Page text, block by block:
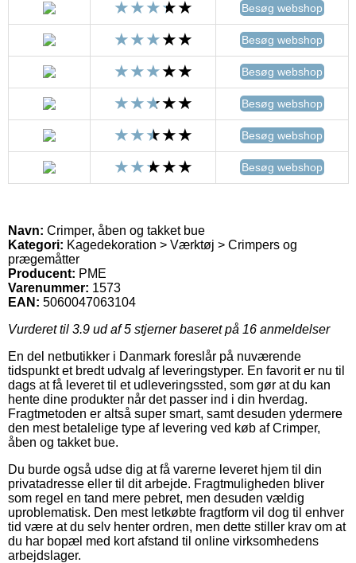
Besøg webshop
Besøg webshop
Besøg webshop
Besøg webshop
Besøg webshop
Besøg webshop
Navn: Crimper, åben og takket bue
Kategori: Kagedekoration > Værktøj > Crimpers og
prægemåtter
Producent: PME
Varenummer: 1573
EAN: 5060047063104
Vurderet til 3.9 ud af 5 stjerner baseret på 16 anmeldelser
En del netbutikker i Danmark foreslår på nuværende
tidspunkt et bredt udvalg af leveringstyper. En favorit er nu til
dags at få leveret til et udleveringssted, som gør at du kan
hente dine produkter når det passer ind i din hverdag.
Fragtmetoden er altså super smart, samt desuden ydermere
den mest betalelige type af levering ved køb af Crimper,
åben og takket bue.
Du burde også udse dig at få varerne leveret hjem til din
privatadresse eller til dit arbejde. Fragtmuligheden bliver
som regel en tand mere pebret, men desuden vældig
uproblematisk. Den mest letkøbte fragtform vil dog til enhver
tid være at du selv henter ordren, men dette stiller krav om at
du har bopæl med kort afstand til online virksomhedens
arbejdslager.